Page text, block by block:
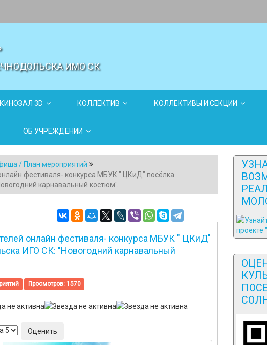
ИМО СК
КИНОЗАЛ 3D КОЛЛЕКТИВ КОЛЛЕКТИВЫ И СЕКЦИИ
ОБ УЧРЕЖДЕНИИ
/ План мероприятий
фестиваля- конкурса МБУК " ЦКиД" посёлка
карнавальный костюм'.
онлайн фестиваля- конкурса МБУК " ЦКиД"
ИГО СК: "Новогодний карнавальный
Просмотров: 1570